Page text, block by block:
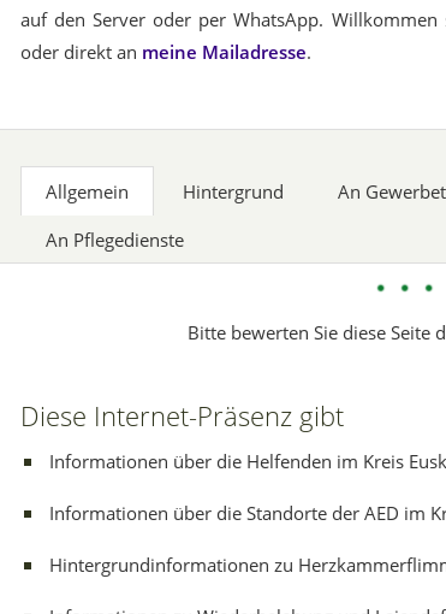
auf den Server oder per WhatsApp.
oder direkt an meine Mailadresse.
Allgemein Hintergrund An
An Pflegedienste
Bitte bewerten Sie diese Seite
Diese Internet-Präsenz gibt
Informationen über die Helfenden im Kreis
Informationen über die Standorte der AED im
Hintergrundinformationen zu